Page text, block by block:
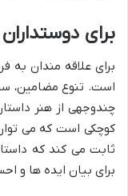
برای
برای علاقه مندان به
است. تنوع مضامین،
چندوجهی از هنر
کوچکی است که می
ثابت می کند که
برای بیان ایده ها و